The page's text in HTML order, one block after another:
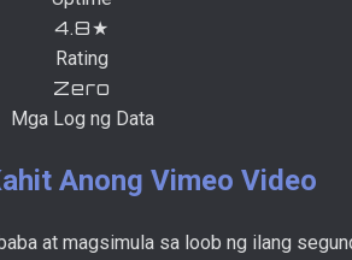
4.8★
Rating
Zero
Mga Log ng Data
Anong Vimeo Video
at magsimula sa loob ng ilang